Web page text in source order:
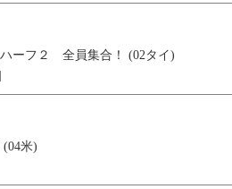
ーフ２ 全員集合！ (02タイ)
米)